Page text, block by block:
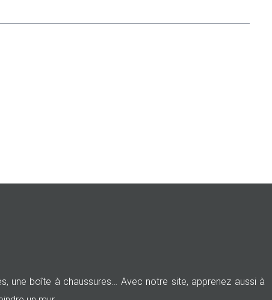
une boîte à chaussures… Avec notre site, apprenez aussi à